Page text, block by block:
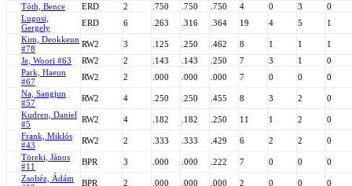
Tóth, Bence
ERD 2 .750 .750 .750 4 0 3
0
Lugosi,
Gergely
ERD 6 .263 .316 .364 19 4 5
1
Kim, Deokkeun
#78
RW2 3 .125 .250 .462 8 1 1
1
Je, Woori #63
RW2 2 .143 .143 .250 7 3 1
0
Park, Haeun
#67
RW2 2 .000 .000 .000 7 0 0
0
Na, Sangjun
#57
RW2 4 .250 .250 .455 8 3 2
0
Kudren, Daniel
#5
RW2 4 .182 .182 .250 11 1 2
0
Frank, Miklós
#43
RW2 2 .333 .333 .429 6 2 2
0
Töreki, János
#11
BPR 3 .000 .000 .222 7 0 0
0
Zsoltéz, Ádám
BPR 2 .000 .000 .000 2 0 0
0